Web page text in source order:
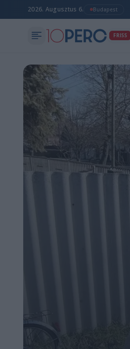
2026. Augusztus 6. Budapest
FRISS